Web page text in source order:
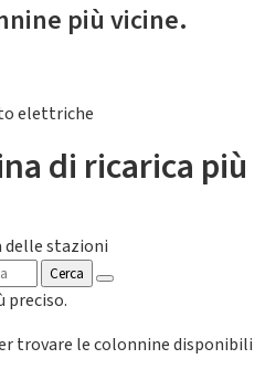
più vicine.
elettriche
di ricarica più
delle stazioni
Cerca
preciso.
trovare le colonnine disponibili